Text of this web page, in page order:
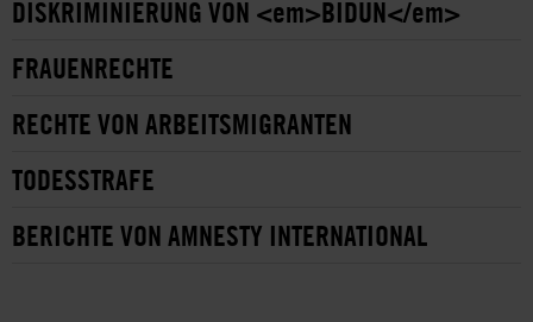
DISKRIMINIERUNG VON <em>BIDUN</em>
FRAUENRECHTE
RECHTE VON ARBEITSMIGRANTEN
TODESSTRAFE
BERICHTE VON AMNESTY INTERNATIONAL